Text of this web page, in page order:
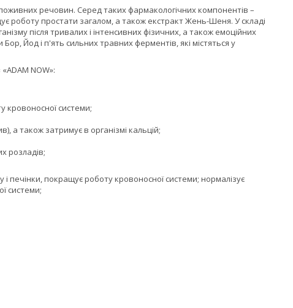
речовин. Серед таких фармакологічних компонентів –
роботу простати загалом, а також екстракт Жень-Шеня. У складі
після тривалих і інтенсивних фізичних, а також емоційних
Йод і п'ять сильних травних ферментів, які містяться у
NOW»:
кровоносної системи;
а також затримує в організмі кальцій;
розладів;
печінки, покращує роботу кровоносної системи; нормалізує
системи;